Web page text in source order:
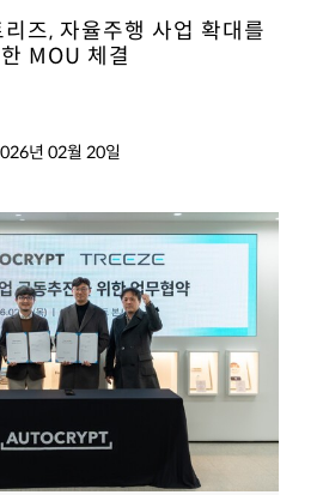
즈, 자율주행 사업 확대를
MOU 체결
년 02월 20일